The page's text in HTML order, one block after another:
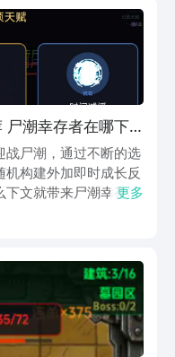
尸潮幸存者在哪下
战尸潮，通过不断的选
构建外加即时成长反
下文就带来尸潮幸存者
这个满是僵尸的世界
更多